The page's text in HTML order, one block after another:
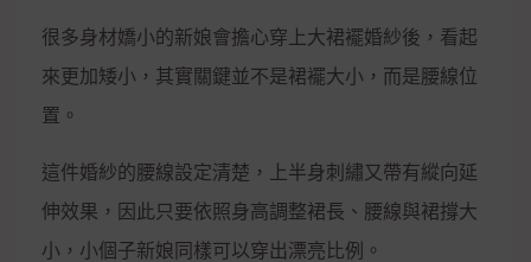
很多身材嬌小的新娘會擔心穿上大裙襬婚紗後，看起
來更加矮小，其實關鍵並不是裙襬大小，而是腰線位
置。
這件婚紗的腰線設定清楚，上半身刺繡又帶有縱向延
伸效果，因此只要依照身高調整裙長、腰線與裙撐大
小，小個子新娘同樣可以穿出漂亮比例。